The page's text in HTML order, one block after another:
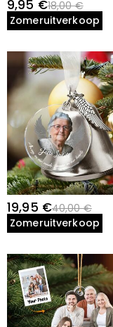
9,95 €18,00 €
Zomeruitverkoop
19,95 €40,00 €
Zomeruitverkoop